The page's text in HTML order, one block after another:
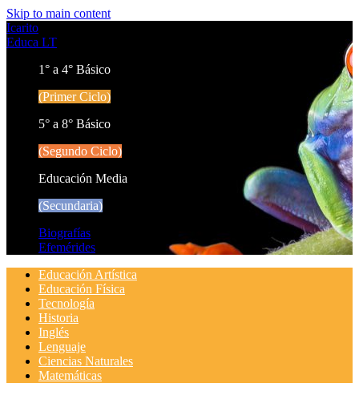
Skip to main content
Icarito
Educa LT
1° a 4° Básico
(Primer Ciclo)
5° a 8° Básico
(Segundo Ciclo)
Educación Media
(Secundaria)
Biografías
Efemérides
Educación Artística
Educación Física
Tecnología
Historia
Inglés
Lenguaje
Ciencias Naturales
Matemáticas